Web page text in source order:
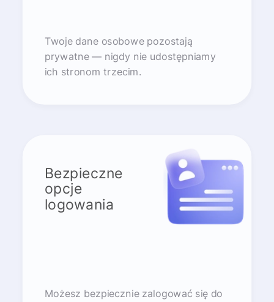
Twoje dane osobowe pozostają
prywatne — nigdy nie udostępniamy
ich stronom trzecim.
Bezpieczne
opcje
logowania
Możesz bezpiecznie zalogować się do